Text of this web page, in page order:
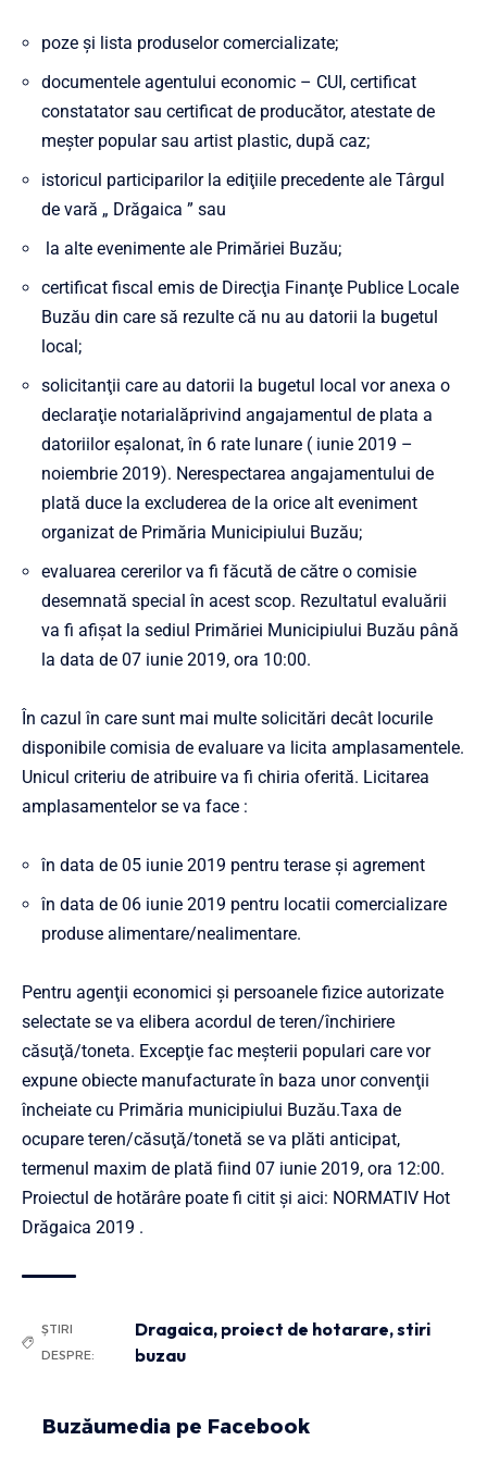
poze şi lista produselor comercializate;
documentele agentului economic – CUI, certificat
constatator sau certificat de producător, atestate de
meşter popular sau artist plastic, după caz;
istoricul participarilor la ediţiile precedente ale Târgul
de vară „ Drăgaica ” sau
la alte evenimente ale Primăriei Buzău;
certificat fiscal emis de Direcţia Finanţe Publice Locale
Buzău din care să rezulte că nu au datorii la bugetul
local;
solicitanţii care au datorii la bugetul local vor anexa o
declaraţie notarialăprivind angajamentul de plata a
datoriilor eşalonat, în 6 rate lunare ( iunie 2019 –
noiembrie 2019). Nerespectarea angajamentului de
plată duce la excluderea de la orice alt eveniment
organizat de Primăria Municipiului Buzău;
evaluarea cererilor va fi făcută de către o comisie
desemnată special în acest scop. Rezultatul evaluării
va fi afişat la sediul Primăriei Municipiului Buzău până
la data de 07 iunie 2019, ora 10:00.
În cazul în care sunt mai multe solicitări decât locurile
disponibile comisia de evaluare va licita amplasamentele.
Unicul criteriu de atribuire va fi chiria oferită. Licitarea
amplasamentelor se va face :
în data de 05 iunie 2019 pentru terase şi agrement
în data de 06 iunie 2019 pentru locatii comercializare
produse alimentare/nealimentare.
Pentru agenţii economici şi persoanele fizice autorizate
selectate se va elibera acordul de teren/închiriere
căsuţă/toneta. Excepţie fac meşterii populari care vor
expune obiecte manufacturate în baza unor convenţii
încheiate cu Primăria municipiului Buzău.Taxa de
ocupare teren/căsuţă/tonetă se va plăti anticipat,
termenul maxim de plată fiind 07 iunie 2019, ora 12:00.
Proiectul de hotărâre poate fi citit și aici: NORMATIV Hot
Drăgaica 2019 .
ȘTIRI
DESPRE:
Dragaica, proiect de hotarare,stiri
buzau
Buzăumedia pe Facebook